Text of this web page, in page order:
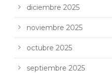
diciembre 2025
noviembre 2025
octubre 2025
septiembre 2025